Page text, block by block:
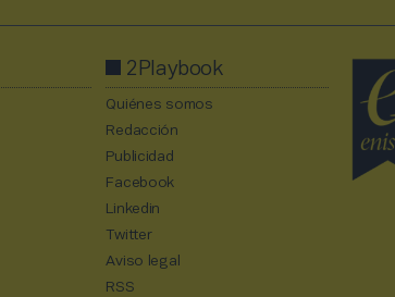
2Playbook
Quiénes somos
Redacción
Publicidad
Facebook
Linkedin
Twitter
Aviso legal
RSS